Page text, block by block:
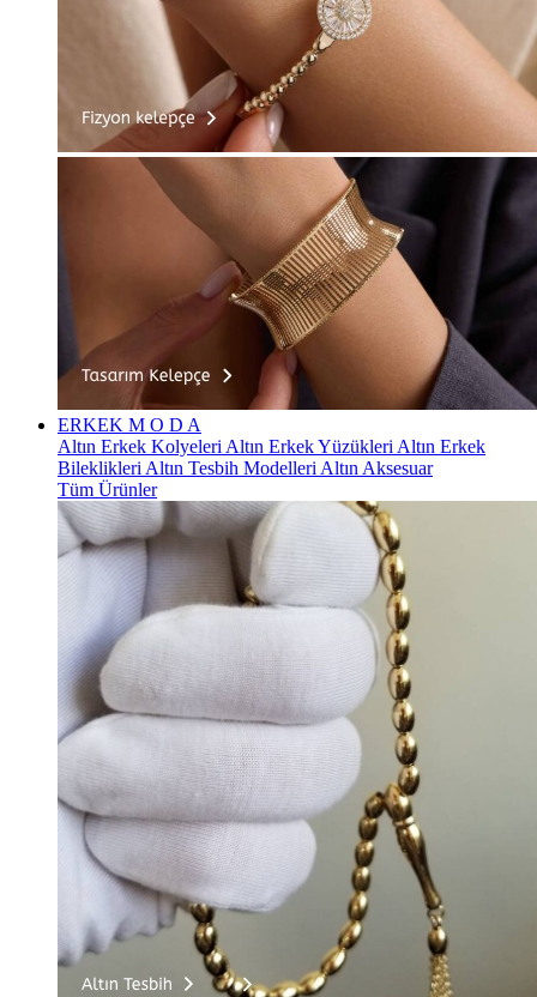
ERKEK M O D A
Altın Erkek Kolyeleri Altın Erkek Yüzükleri Altın Erkek
Bileklikleri Altın Tesbih Modelleri Altın Aksesuar
Tüm Ürünler